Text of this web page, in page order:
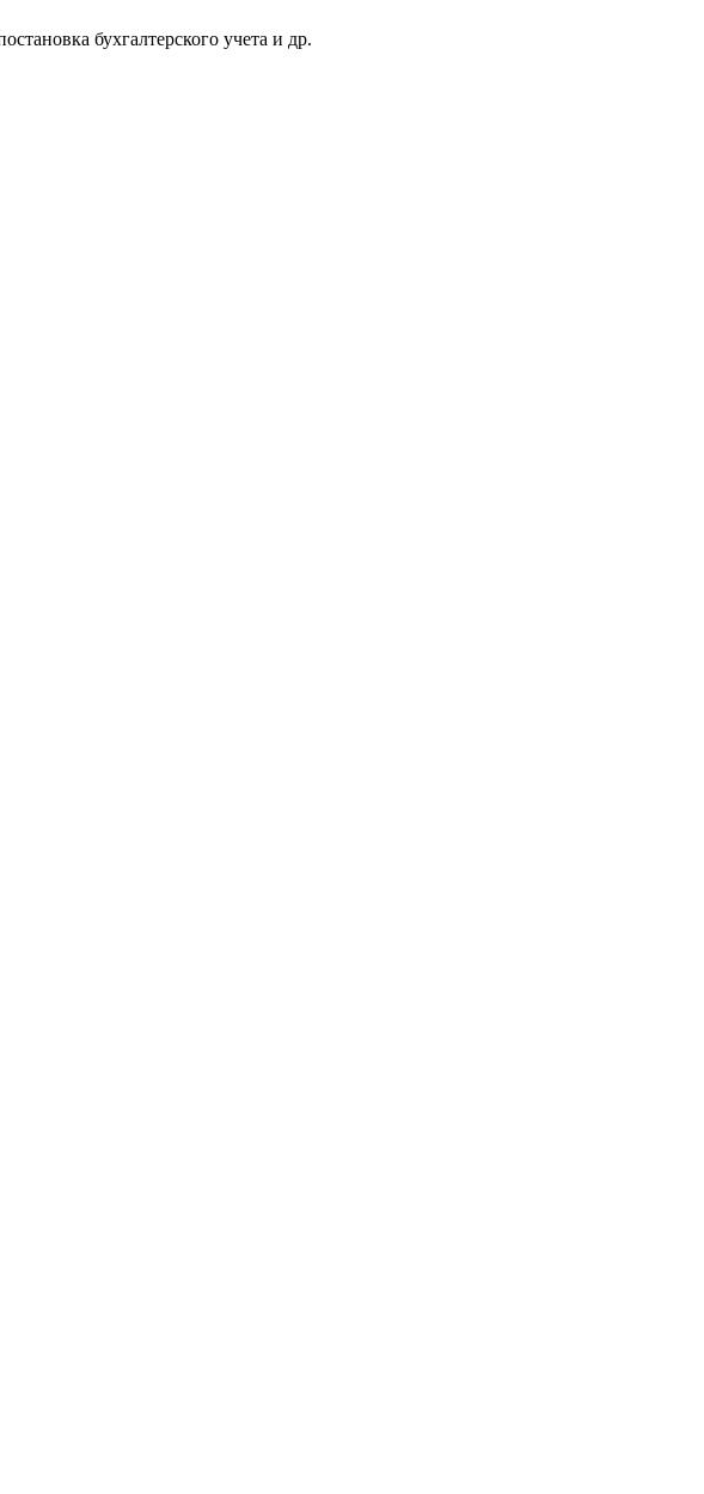
бухгалтерского учета и др.